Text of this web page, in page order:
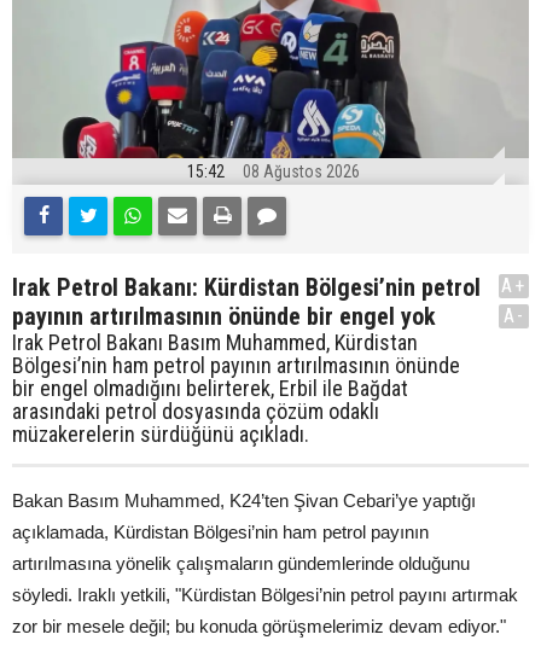
15:42 08 Ağustos 2026
Irak Petrol Bakanı: Kürdistan Bölgesi’nin petrol
payının artırılmasının önünde bir engel yok
Irak Petrol Bakanı Basım Muhammed, Kürdistan
Bölgesi’nin ham petrol payının artırılmasının önünde
bir engel olmadığını belirterek, Erbil ile Bağdat
arasındaki petrol dosyasında çözüm odaklı
müzakerelerin sürdüğünü açıkladı.
A+
A-
Bakan Basım Muhammed, K24’ten Şivan Cebari’ye yaptığı
açıklamada, Kürdistan Bölgesi’nin ham petrol payının
artırılmasına yönelik çalışmaların gündemlerinde olduğunu
söyledi. Iraklı yetkili, "Kürdistan Bölgesi’nin petrol payını artırmak
zor bir mesele değil; bu konuda görüşmelerimiz devam ediyor."